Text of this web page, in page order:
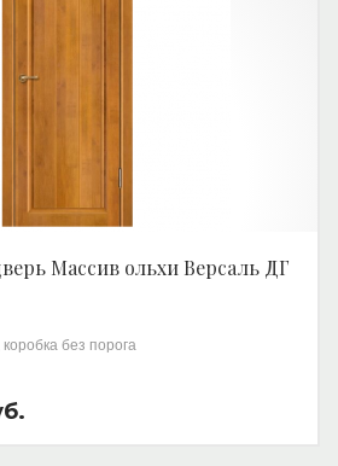
Массив ольхи Версаль ДГ
без порога